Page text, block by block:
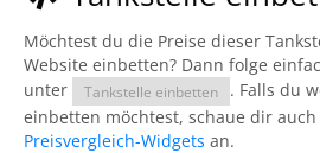
Möchtest du die Preise dieser
Website einbetten? Dann folge
unter
Tankstelle einbetten
. Falls du
einbetten möchtest, schaue dir
Preisvergleich-Widgets an.